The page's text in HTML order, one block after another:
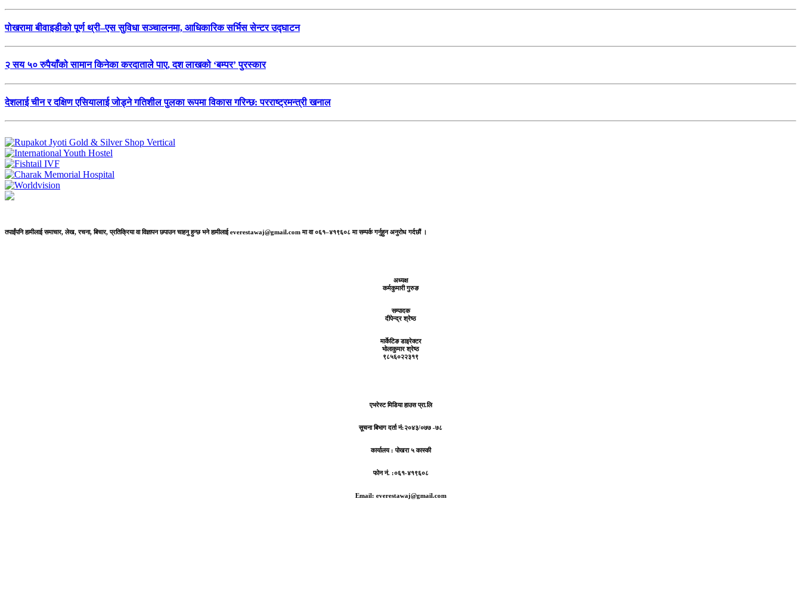
पोखरामा बीवाइडीको पूर्ण थ्री–एस सुविधा सञ्चालनमा, आधिकारिक सर्भिस सेन्टर उद्घाटन
२ सय ५० रुपैयाँको सामान किनेका करदाताले पाए, दश लाखको ‘बम्पर’ पुरस्कार
देशलाई चीन र दक्षिण एसियालाई जोड्ने गतिशील पुलका रूपमा विकास गरिन्छ: परराष्ट्रमन्त्री खनाल
तपाईंपनि हामीलाई समाचार, लेख, रचना, बिचार, प्रतिक्रिया वा विज्ञापन छपाउन चाहनु हुन्छ भने हामीलाई everestawaj@gmail.com मा वा ०६१–४१९६०८ मा सम्पर्क गर्नुहुन अनुरोध गर्दछौं ।
अध्यक्ष
कर्मकुमारी गुरुङ
सम्पादक
दीपेन्द्र श्रेष्ठ
मार्केटिङ डाइरेक्टर
भोलाकुमार श्रेष्ठ
९८५६०२२३१९
एभरेस्ट मिडिया हाउस प्रा.लि
सूचना बिभाग दर्ता नं:२०४३/०७७ -७८
कार्यालय :पोखरा ५ कास्की
फोन नं. :०६१-४१९६०८
Email: everestawaj@gmail.com